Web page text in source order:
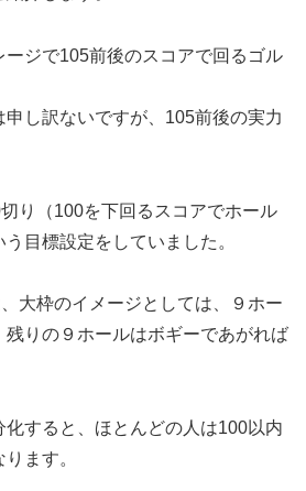
ージで105前後のスコアで回るゴル
申し訳ないですが、105前後の実力
り（100を下回るスコアでホール
目標設定をしていました。
大枠のイメージとしては、９ホー
残りの９ホールはボギーであがれば
化すると、ほとんどの人は100以内
ます。